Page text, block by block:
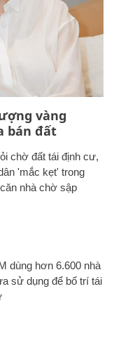
vàng
bán đất
chờ đất tái định cư,
'mắc kẹt' trong
nhà chờ sập
dùng hơn 6.600 nhà
sử dụng để bố trí tái